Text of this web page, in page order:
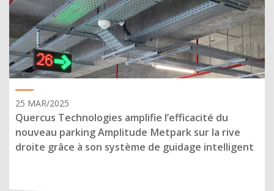
25 MAR/2025
Quercus Technologies amplifie l’efficacité du
nouveau parking Amplitude Metpark sur la rive
droite grâce à son système de guidage intelligent